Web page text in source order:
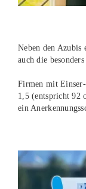
Neben den Azubis
auch die
Firmen mit Einser-
1,5 (entspricht 92
ein